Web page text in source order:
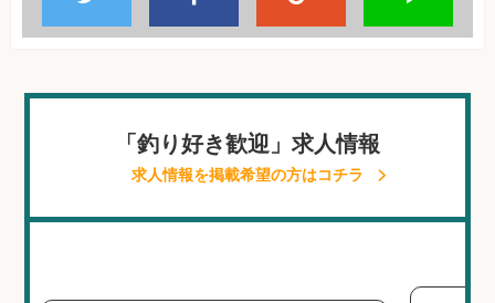
「釣り好き歓迎」求人情報
求人情報を掲載希望の方はコチラ